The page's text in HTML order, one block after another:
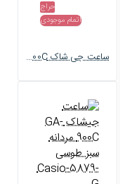
حراج
اتمام موجودی
ساعت جی شاک GA-900C مشکی سرمه ای Casio-5875-G